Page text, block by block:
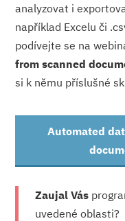
analyzovat i
například Excelu či
podívejte se na
from scanned
si k němu příslušné
Automated
Zaujal Vás
uvedené oblasti?